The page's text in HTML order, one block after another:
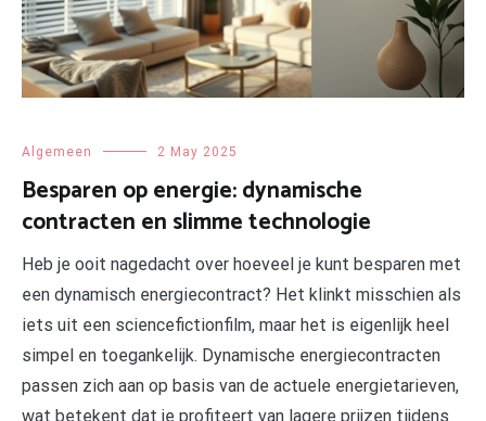
Algemeen 2 May 2025
Besparen op energie: dynamische
contracten en slimme technologie
Heb je ooit nagedacht over hoeveel je kunt besparen met
een dynamisch energiecontract? Het klinkt misschien als
iets uit een sciencefictionfilm, maar het is eigenlijk heel
simpel en toegankelijk. Dynamische energiecontracten
passen zich aan op basis van de actuele energietarieven,
wat betekent dat je profiteert van lagere prijzen tijdens